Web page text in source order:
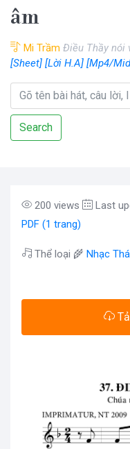
âm
Mi Trầm Điều Thầy nói
[Sheet] [Lời H.A] [Mp4/
Search
200 views Last
PDF (1 trang)
Thể loại 🌾 Nhạc